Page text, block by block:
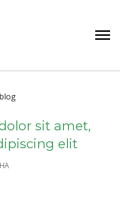
sit amet,
elit